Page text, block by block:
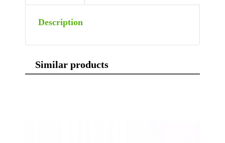
Description
Similar products